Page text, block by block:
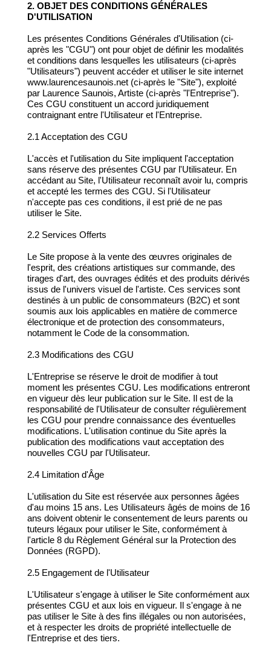
2. OBJET DES CONDITIONS GÉNÉRALES
D'UTILISATION
Les présentes Conditions Générales d'Utilisation (ci-
après les "CGU") ont pour objet de définir les modalités
et conditions dans lesquelles les utilisateurs (ci-après
"Utilisateurs") peuvent accéder et utiliser le site internet
www.laurencesaunois.net (ci-après le "Site"), exploité
par Laurence Saunois, Artiste (ci-après "l'Entreprise").
Ces CGU constituent un accord juridiquement
contraignant entre l'Utilisateur et l'Entreprise.
2.1 Acceptation des CGU
L'accès et l'utilisation du Site impliquent l'acceptation
sans réserve des présentes CGU par l'Utilisateur. En
accédant au Site, l'Utilisateur reconnaît avoir lu, compris
et accepté les termes des CGU. Si l'Utilisateur
n'accepte pas ces conditions, il est prié de ne pas
utiliser le Site.
2.2 Services Offerts
Le Site propose à la vente des œuvres originales de
l'esprit, des créations artistiques sur commande, des
tirages d'art, des ouvrages édités et des produits dérivés
issus de l'univers visuel de l'artiste. Ces services sont
destinés à un public de consommateurs (B2C) et sont
soumis aux lois applicables en matière de commerce
électronique et de protection des consommateurs,
notamment le Code de la consommation.
2.3 Modifications des CGU
L'Entreprise se réserve le droit de modifier à tout
moment les présentes CGU. Les modifications entreront
en vigueur dès leur publication sur le Site. Il est de la
responsabilité de l'Utilisateur de consulter régulièrement
les CGU pour prendre connaissance des éventuelles
modifications. L'utilisation continue du Site après la
publication des modifications vaut acceptation des
nouvelles CGU par l'Utilisateur.
2.4 Limitation d'Âge
L'utilisation du Site est réservée aux personnes âgées
d'au moins 15 ans. Les Utilisateurs âgés de moins de 16
ans doivent obtenir le consentement de leurs parents ou
tuteurs légaux pour utiliser le Site, conformément à
l'article 8 du Règlement Général sur la Protection des
Données (RGPD).
2.5 Engagement de l'Utilisateur
L'Utilisateur s'engage à utiliser le Site conformément aux
présentes CGU et aux lois en vigueur. Il s'engage à ne
pas utiliser le Site à des fins illégales ou non autorisées,
et à respecter les droits de propriété intellectuelle de
l'Entreprise et des tiers.